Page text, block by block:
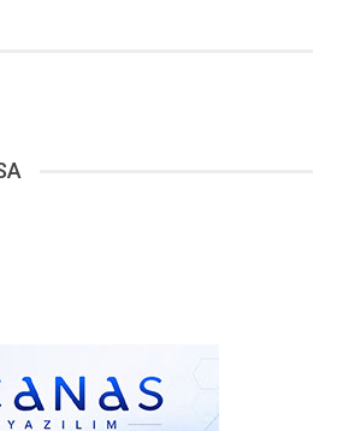
metrelik uçuruma yuvarlanması sonucu